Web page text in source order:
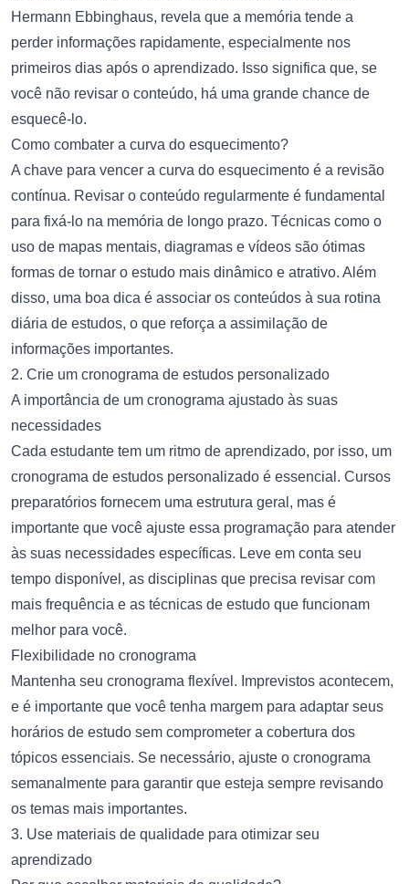
Hermann Ebbinghaus, revela que a memória tende a
perder informações rapidamente, especialmente nos
primeiros dias após o aprendizado. Isso significa que, se
você não revisar o conteúdo, há uma grande chance de
esquecê-lo.
Como combater a curva do esquecimento?
A chave para vencer a curva do esquecimento é a revisão
contínua. Revisar o conteúdo regularmente é fundamental
para fixá-lo na memória de longo prazo. Técnicas como o
uso de mapas mentais, diagramas e vídeos são ótimas
formas de tornar o estudo mais dinâmico e atrativo. Além
disso, uma boa dica é associar os conteúdos à sua rotina
diária de estudos, o que reforça a assimilação de
informações importantes.
2. Crie um cronograma de estudos personalizado
A importância de um cronograma ajustado às suas
necessidades
Cada estudante tem um ritmo de aprendizado, por isso, um
cronograma de estudos personalizado é essencial. Cursos
preparatórios fornecem uma estrutura geral, mas é
importante que você ajuste essa programação para atender
às suas necessidades específicas. Leve em conta seu
tempo disponível, as disciplinas que precisa revisar com
mais frequência e as técnicas de estudo que funcionam
melhor para você.
Flexibilidade no cronograma
Mantenha seu cronograma flexível. Imprevistos acontecem,
e é importante que você tenha margem para adaptar seus
horários de estudo sem comprometer a cobertura dos
tópicos essenciais. Se necessário, ajuste o cronograma
semanalmente para garantir que esteja sempre revisando
os temas mais importantes.
3. Use materiais de qualidade para otimizar seu
aprendizado